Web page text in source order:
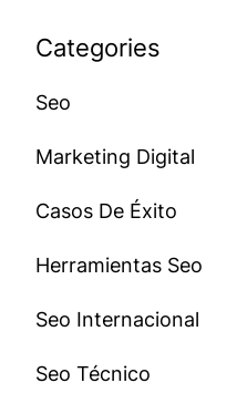
Categories
Seo
Marketing Digital
Casos De Éxito
Herramientas Seo
Seo Internacional
Seo Técnico